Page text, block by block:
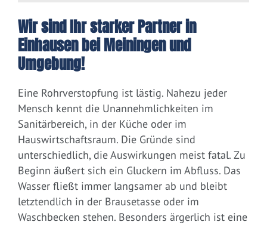
Wir sind Ihr starker Partner in
Einhausen bei Meiningen und
Umgebung!
Eine Rohrverstopfung ist lästig. Nahezu jeder
Mensch kennt die Unannehmlichkeiten im
Sanitärbereich, in der Küche oder im
Hauswirtschaftsraum. Die Gründe sind
unterschiedlich, die Auswirkungen meist fatal. Zu
Beginn äußert sich ein Gluckern im Abfluss. Das
Wasser fließt immer langsamer ab und bleibt
letztendlich in der Brausetasse oder im
Waschbecken stehen. Besonders ärgerlich ist eine